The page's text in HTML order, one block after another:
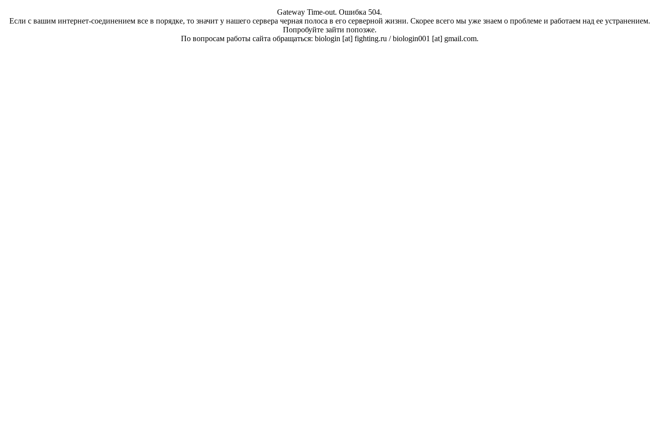
Gateway Time-out. Ошибка 504.
Если с вашим интернет-соединением все в порядке, то значит у нашего сервера черная полоса в его серверной жизни. Скорее всего мы уже знаем о проблеме и работаем над ее устранением.
Попробуйте зайти попозже.
По вопросам работы сайта обращаться: biologin [at] fighting.ru / biologin001 [at] gmail.com.